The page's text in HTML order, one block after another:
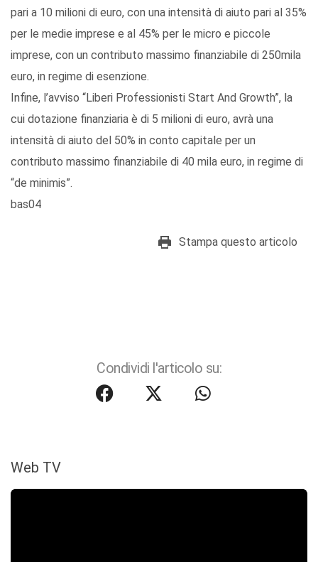
pari a 10 milioni di euro, con una intensità di aiuto pari al 35%
per le medie imprese e al 45% per le micro e piccole
imprese, con un contributo massimo finanziabile di 250mila
euro, in regime di esenzione.
Infine, l’avviso “Liberi Professionisti Start And Growth”, la
cui dotazione finanziaria è di 5 milioni di euro, avrà una
intensità di aiuto del 50% in conto capitale per un
contributo massimo finanziabile di 40 mila euro, in regime di
“de minimis”.
bas04
Stampa questo articolo
Condividi l'articolo su:
Web TV